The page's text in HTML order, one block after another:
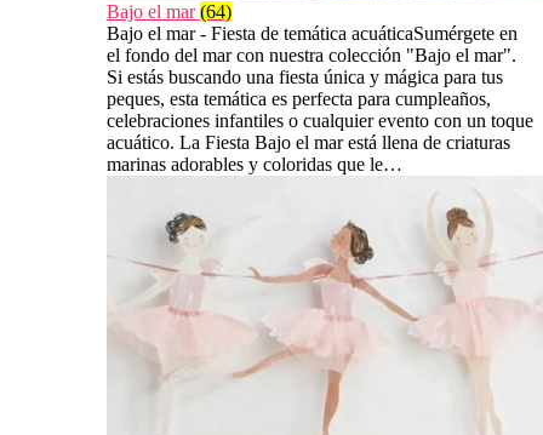
Bajo el mar(64)
Bajo el mar - Fiesta de temática acuáticaSumérgete en
el fondo del mar con nuestra colección "Bajo el mar".
Si estás buscando una fiesta única y mágica para tus
peques, esta temática es perfecta para cumpleaños,
celebraciones infantiles o cualquier evento con un toque
acuático. La Fiesta Bajo el mar está llena de criaturas
marinas adorables y coloridas que le…